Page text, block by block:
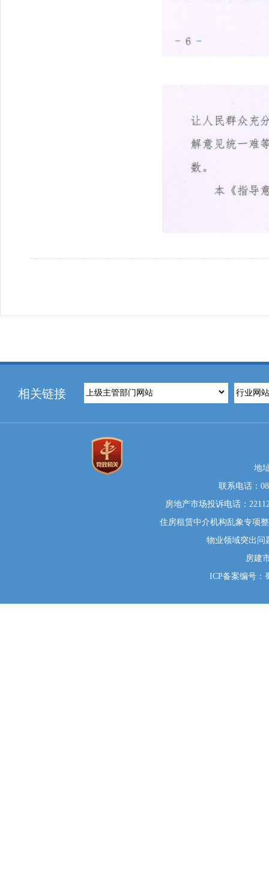
相关链接
地
联系电话：
房地产市场投诉电话：
住房租赁中介机构乱象专项
物业领域突出问
房建
ICP备案编号：